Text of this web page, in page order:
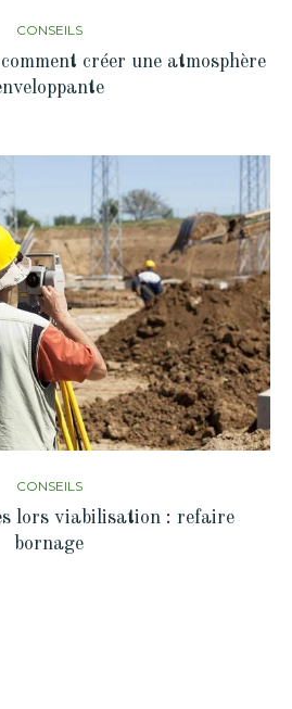
CONSEILS
créer une atmosphère
CONSEILS
lors viabilisation : refaire
bornage